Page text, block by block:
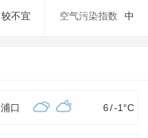
较不宜 空气污染指数 中
浦口 6 /-1 °C